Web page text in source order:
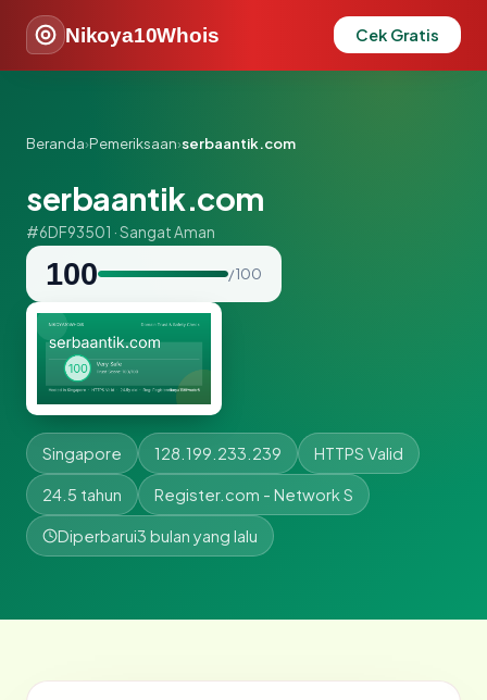
Nikoya10Whois Cek Gratis
Beranda›Pemeriksaan›serbaantik.com
serbaantik.com
#6DF93501 · Sangat Aman
100 / 100
Singapore 128.199.233.239 HTTPS Valid
24.5 tahun Register.com - Network S
Diperbarui3 bulan yang lalu